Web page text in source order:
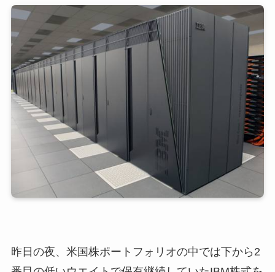
昨日の夜、米国株ポートフォリオの中では下から2